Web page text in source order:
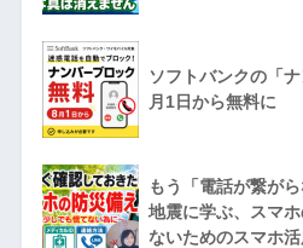
ソフトバンクの「
月1日から無料に
もう「電話が繋が
地震に学ぶ、スマ
ないためのスマホ